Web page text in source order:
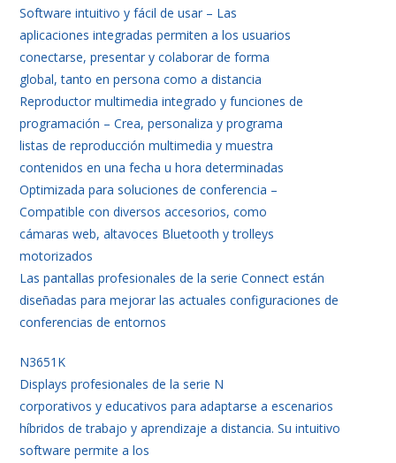
Software intuitivo y fácil de usar – Las
aplicaciones integradas permiten a los usuarios
conectarse, presentar y colaborar de forma
global, tanto en persona como a distancia
Reproductor multimedia integrado y funciones de
programación – Crea, personaliza y programa
listas de reproducción multimedia y muestra
contenidos en una fecha u hora determinadas
Optimizada para soluciones de conferencia –
Compatible con diversos accesorios, como
cámaras web, altavoces Bluetooth y trolleys
motorizados
Las pantallas profesionales de la serie Connect están
diseñadas para mejorar las actuales configuraciones de
conferencias de entornos
N3651K
Displays profesionales de la serie N
corporativos y educativos para adaptarse a escenarios
híbridos de trabajo y aprendizaje a distancia. Su intuitivo
software permite a los